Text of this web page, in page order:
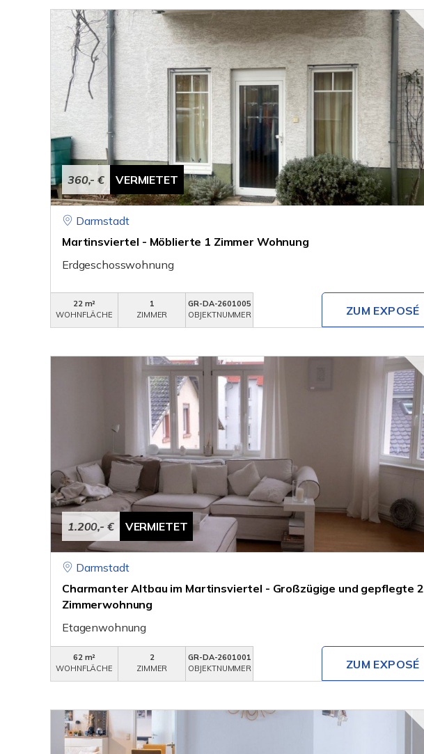
360,- € VERMIETET
Darmstadt
Martinsviertel - Möblierte 1 Zimmer Wohnung
Erdgeschosswohnung
22 m²
WOHNFLÄCHE
1
ZIMMER
GR-DA-2601005
OBJEKTNUMMER
ZUM EXPOSÉ
1.200,- € VERMIETET
Darmstadt
Charmanter Altbau im Martinsviertel - Großzügige und gepflegte 2
Zimmerwohnung
Etagenwohnung
62 m²
WOHNFLÄCHE
2
ZIMMER
GR-DA-2601001
OBJEKTNUMMER
ZUM EXPOSÉ